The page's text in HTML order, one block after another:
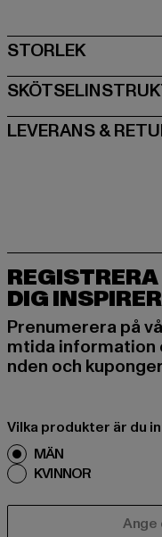
STORLEK
LEVERANS &
DIG
Prenumerera på
mtida information
nden och
Vilka produkter är du
MÄN
KVINNOR